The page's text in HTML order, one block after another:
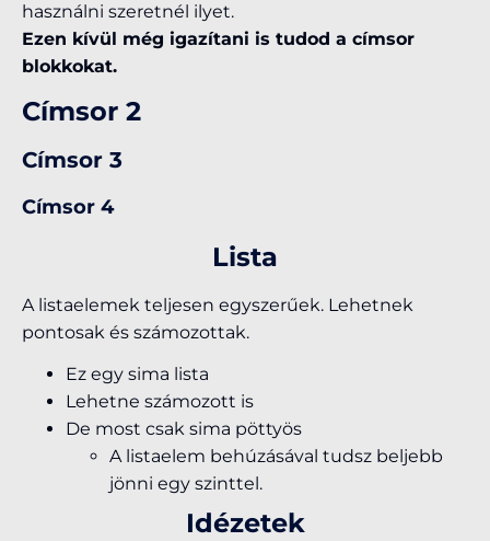
használni szeretnél ilyet.
Ezen kívül még igazítani is tudod a címsor
blokkokat.
Címsor 2
Címsor 3
Címsor 4
Lista
A listaelemek teljesen egyszerűek. Lehetnek
pontosak és számozottak.
Ez egy sima lista
Lehetne számozott is
De most csak sima pöttyös
A listaelem behúzásával tudsz beljebb
jönni egy szinttel.
Idézetek